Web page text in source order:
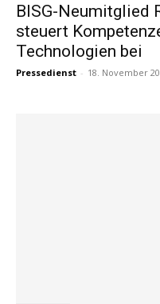
BISG-Neumitglied
steuert
Technologien bei
Pressedienst - 18. November